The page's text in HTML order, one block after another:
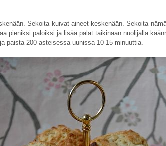
Sekoita kuivat aineet keskenään. Sekoita
pieniksi paloiksi ja lisää palat taikinaan nuolijalla
paista 200-asteisessa uunissa 10-15 minuuttia.